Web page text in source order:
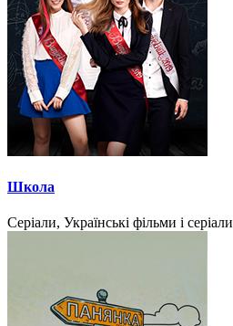
Школа
Серіали, Українські фільми і серіали